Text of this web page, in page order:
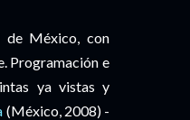
de México, con
Programación e
ya vistas y
(México, 2008) -